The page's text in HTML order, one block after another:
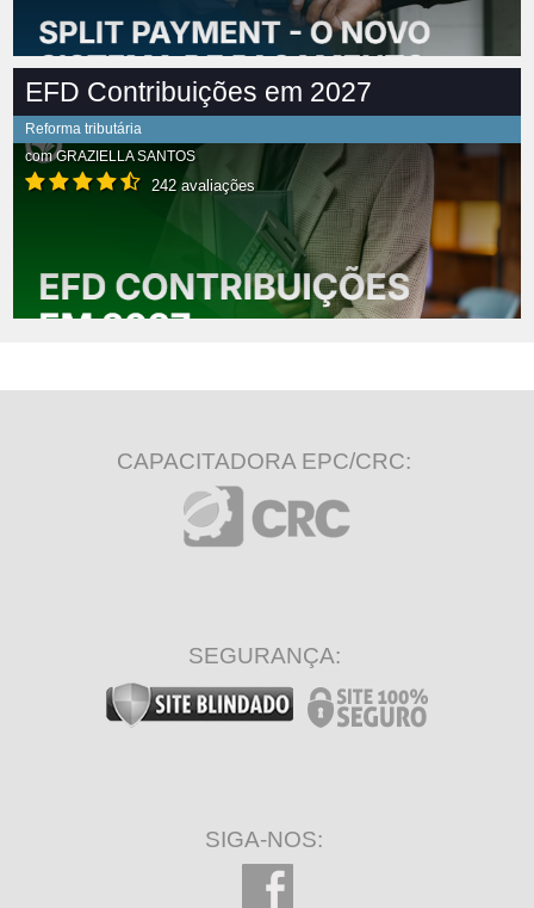
EFD Contribuições em 2027
Reforma tributária
comGRAZIELLA SANTOS
242 avaliações
CAPACITADORA EPC/CRC:
SEGURANÇA:
SIGA-NOS: